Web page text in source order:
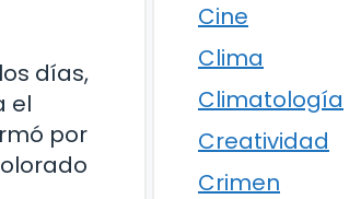
días,
el
por
Cine
Clima
Climatología
Creatividad
Crimen